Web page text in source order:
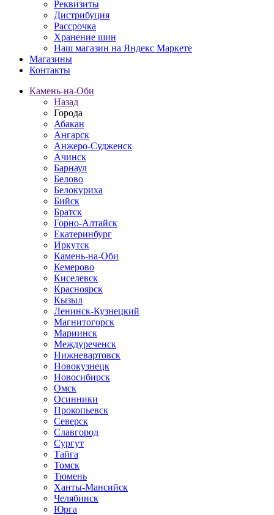
Реквизиты
Дистрибуция
Рассрочка
Хранение шин
Наш магазин на Яндекс Маркете
Магазины
Контакты
Камень-на-Оби
Назад
Города
Абакан
Ангарск
Анжеро-Судженск
Ачинск
Барнаул
Белово
Белокуриха
Бийск
Братск
Горно-Алтайск
Екатеринбург
Иркутск
Камень-на-Оби
Кемерово
Киселевск
Красноярск
Кызыл
Ленинск-Кузнецкий
Магнитогорск
Мариинск
Междуреченск
Нижневартовск
Новокузнецк
Новосибирск
Омск
Осинники
Прокопьевск
Северск
Славгород
Сургут
Тайга
Томск
Тюмень
Ханты-Мансийск
Челябинск
Юрга